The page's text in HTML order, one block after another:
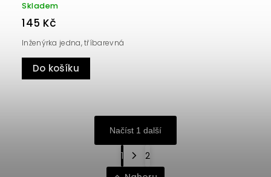
Skladem
145 Kč
Do košíku
Inženýrka jedna, tříbarevná
Načíst 1 další
1
2